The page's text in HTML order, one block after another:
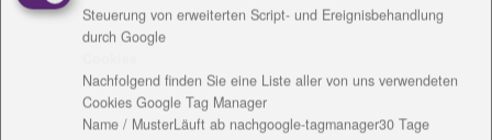
Das ist ein Angebot für alle Menschen, die im
Erfurter Wohngebiet Ringelberg leben oder hinziehen
ermöglichen, im Alter und mit einem erhöhten
Pflege- und Assistenzbedarf im vertrauten Umfeld
Steuerung von erweiterten Script- und Ereignisbehandlung
durch Google
Nachfolgend finden Sie eine Liste aller von uns verwendeten
Cookies Google Tag Manager
Name / MusterLäuft ab nachgoogle-tagmanager30 Tage